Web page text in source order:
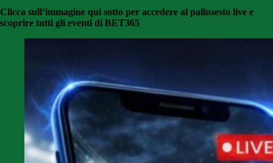
Clicca sull’immagine qui sotto per accedere al palinsesto live e
scoprire tutti gli eventi di BET365